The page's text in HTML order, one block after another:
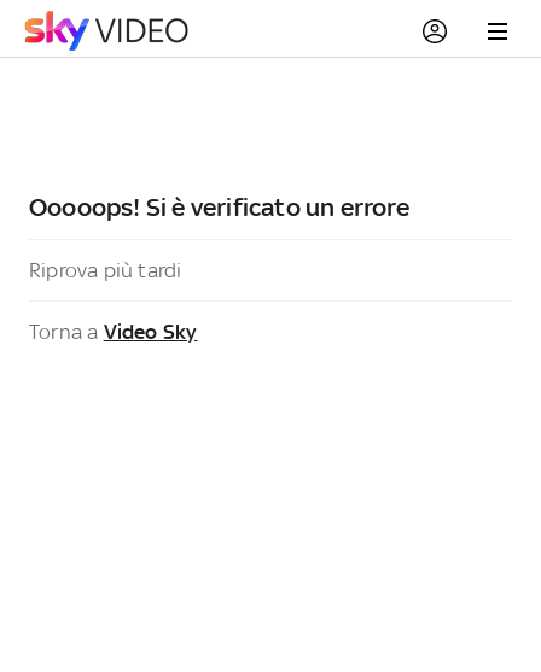
Ooooops! Si è verificato un errore
Riprova più tardi
Torna a Video Sky